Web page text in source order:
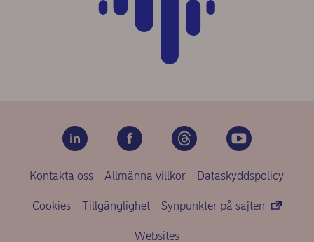
Kontakta oss Allmänna villkor Dataskyddspolicy
Cookies Tillgänglighet Synpunkter på sajten
Websites